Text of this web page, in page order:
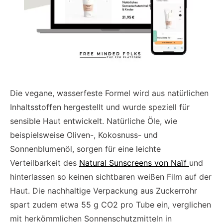
Die vegane, wasserfeste Formel wird aus natürlichen
Inhaltsstoffen hergestellt und wurde speziell für
sensible Haut entwickelt. Natürliche Öle, wie
beispielsweise Oliven-, Kokosnuss- und
Sonnenblumenöl, sorgen für eine leichte
Verteilbarkeit des Natural Sunscreens von Naïf und
hinterlassen so keinen sichtbaren weißen Film auf der
Haut. Die nachhaltige Verpackung aus Zuckerrohr
spart zudem etwa 55 g CO2 pro Tube ein, verglichen
mit herkömmlichen Sonnenschutzmitteln in